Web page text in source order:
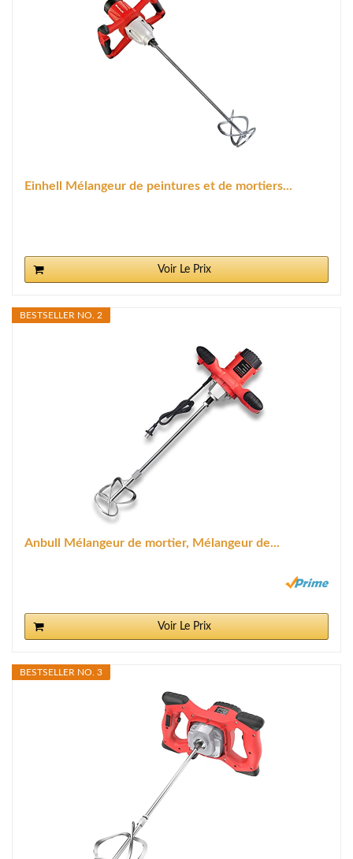
Einhell Mélangeur de peintures et de mortiers...
Voir Le Prix
BESTSELLER NO. 2
Anbull Mélangeur de mortier, Mélangeur de...
Voir Le Prix
BESTSELLER NO. 3